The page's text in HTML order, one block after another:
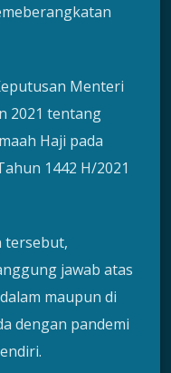
Menteri
2021 tentang
Haji pada
1442 H/2021
tersebut,
jawab atas
maupun di
dengan pandemi